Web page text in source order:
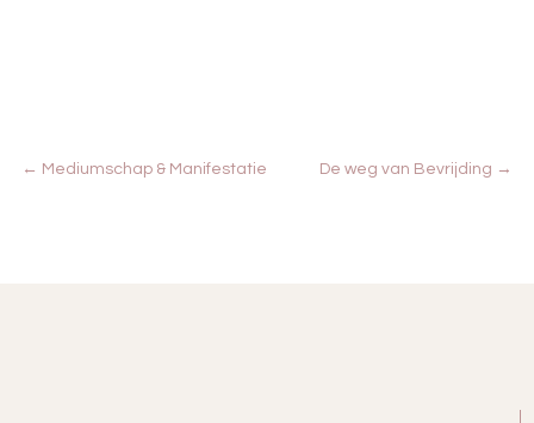
← Mediumschap & Manifestatie De weg van Bevrijding →